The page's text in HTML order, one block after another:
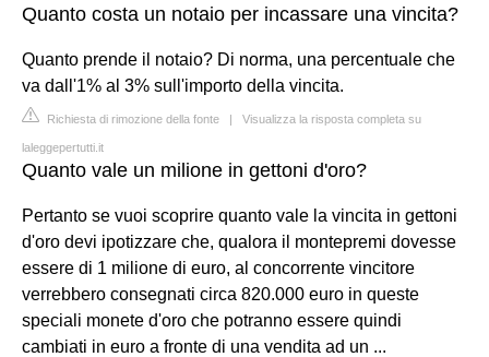
Quanto costa un notaio per incassare una vincita?
Quanto prende il notaio? Di norma, una percentuale che
va dall'1% al 3% sull'importo della vincita.
Richiesta di rimozione della fonte | Visualizza la risposta completa su
laleggepertutti.it
Quanto vale un milione in gettoni d'oro?
Pertanto se vuoi scoprire quanto vale la vincita in gettoni
d'oro devi ipotizzare che, qualora il montepremi dovesse
essere di 1 milione di euro, al concorrente vincitore
verrebbero consegnati circa 820.000 euro in queste
speciali monete d'oro che potranno essere quindi
cambiati in euro a fronte di una vendita ad un ...